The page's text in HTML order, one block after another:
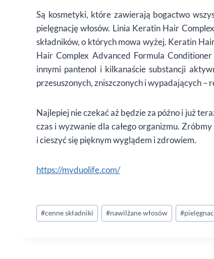
Są kosmetyki, które zawierają bogactwo
pielęgnację włosów. Linia Keratin Hair
składników, o których mowa wyżej. Keratin
Hair Complex Advanced Formula
innymi pantenol i kilkanaście substancji
przesuszonych, zniszczonych i wypadających –
Najlepiej nie czekać aż będzie za późno i już
czas i wyzwanie dla całego organizmu.
i cieszyć się pięknym wyglądem i zdrowiem.
https://myduolife.com/
Tagi
wpisu:
#cenne składniki #nawilżane włosów #